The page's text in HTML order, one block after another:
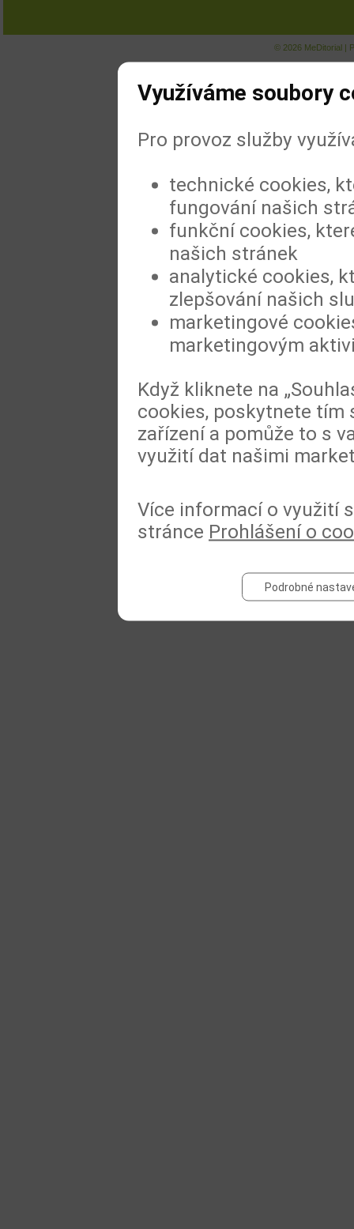
© 2026 MeDitorial |
Využíváme soubory
Pro provoz služby
technické cookies,
fungování našich
funkční cookies,
našich stránek
analytické cookies,
zlepšování našich
marketingové
marketingovým
Když kliknete na
cookies, poskytnete tím
zařízení a pomůže to s
využití dat našimi
Více informací o využití
stránce Prohlášení o
Podrobné